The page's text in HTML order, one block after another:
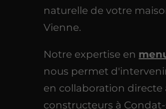
naturelle de votre
Vienne.
Notre expertise en
nous permet
en collaboration directe
constructeurs à